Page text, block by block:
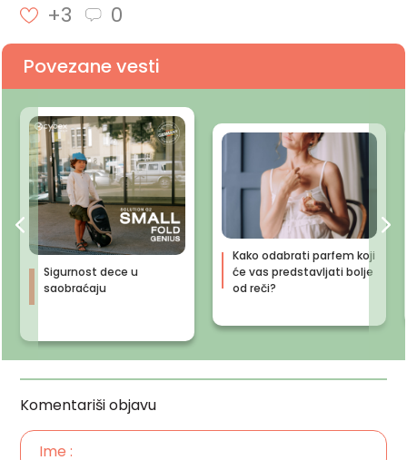
+3 0
Povezane vesti
Sigurnost dece u
saobraćaju
Kako odabrati parfem koji
će vas predstavljati bolje
od reči?
Komentariši objavu